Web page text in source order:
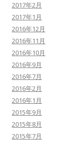
2017年2月
2017年1月
2016年12月
2016年11月
2016年10月
2016年9月
2016年7月
2016年2月
2016年1月
2015年9月
2015年8月
2015年7月